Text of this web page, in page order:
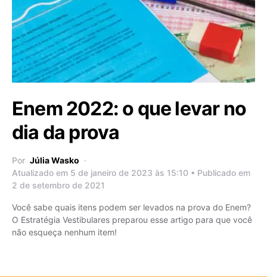
Enem 2022: o que levar no
dia da prova
Por Júlia Wasko
Atualizado em 5 de janeiro de 2023 às 15:10 • Publicado em
2 de setembro de 2021
Você sabe quais itens podem ser levados na prova do Enem?
O Estratégia Vestibulares preparou esse artigo para que você
não esqueça nenhum item!